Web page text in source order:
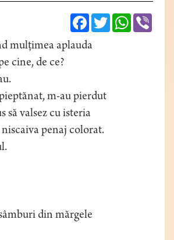
FacebookTwitterWhatsApp
mulţimea aplauda
cine, de ce?
m-au pierdut
să valsez cu isteria
penaj colorat.
din mărgele